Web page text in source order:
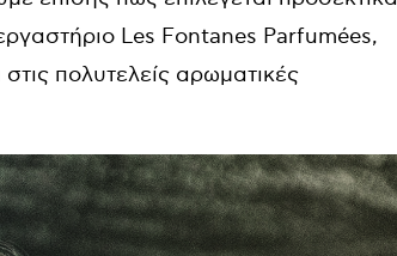
Les Fontanes Parfumées,
πολυτελείς αρωματικές